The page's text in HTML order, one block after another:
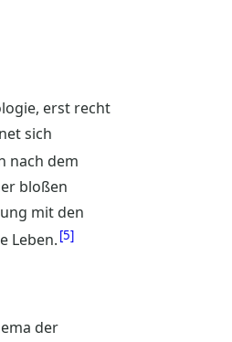
erst recht
sich
nach dem
bloßen
mit den
Leben. 5
der